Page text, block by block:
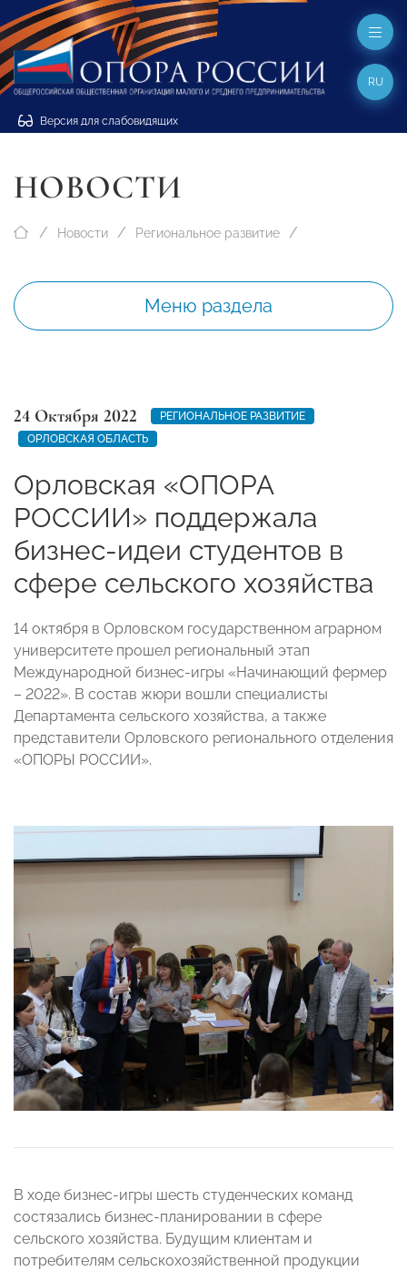
Версия для слабовидящих
RU
НОВОСТИ
Новости Региональное развитие
Меню раздела
24 Октября 2022
РЕГИОНАЛЬНОЕ РАЗВИТИЕ
ОРЛОВСКАЯ ОБЛАСТЬ
Орловская «ОПОРА
РОССИИ» поддержала
бизнес-идеи студентов в
сфере сельского хозяйства
14 октября в Орловском государственном аграрном
университете прошел региональный этап
Международной бизнес-игры «Начинающий фермер
– 2022». В состав жюри вошли специалисты
Департамента сельского хозяйства, а также
представители Орловского регионального отделения
«ОПОРЫ РОССИИ».
В ходе бизнес-игры шесть студенческих команд
состязались бизнес-планировании в сфере
сельского хозяйства. Будущим клиентам и
потребителям сельскохозяйственной продукции